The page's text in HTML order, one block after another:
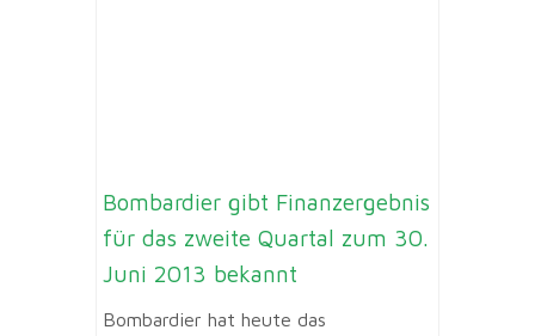
Bombardier gibt Finanzergebnis
für das zweite Quartal zum 30.
Juni 2013 bekannt
Bombardier hat heute das